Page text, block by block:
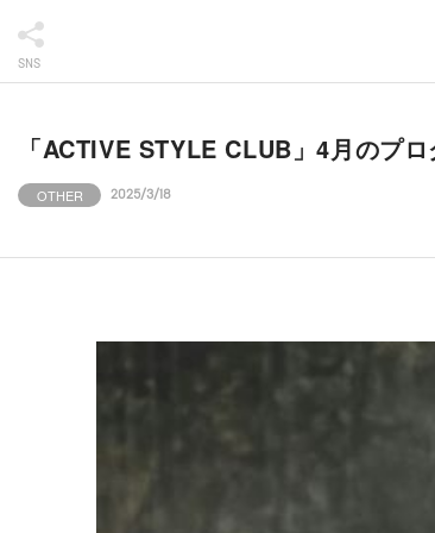
SNS
「ACTIVE STYLE CLUB」4月のプ
OTHER 2025/3/18